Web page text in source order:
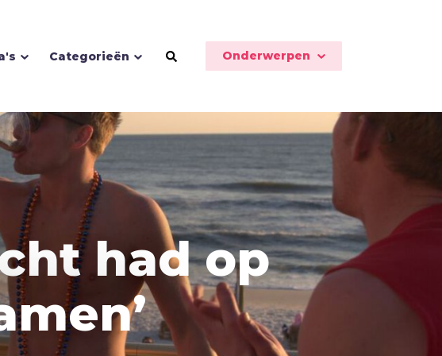
Categorieën Onderwerpen
Schoonheid
Seks
Sport
Stilte
T
Toekomst
Trouw
had op